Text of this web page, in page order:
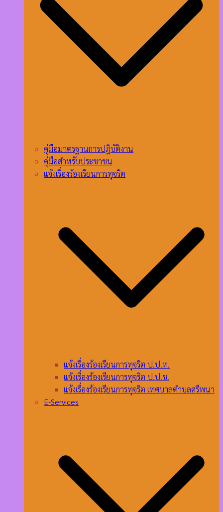
คู่มือมาตรฐานการปฎิบัติงาน
คู่มือสำหรับประชาชน
แจ้งเรื่องร้องเรียนการทุจริต
แจ้งเรื่องร้องเรียนการทุจริต ป.ป.ท.
แจ้งเรื่องร้องเรียนการทุจริต ป.ป.ช.
แจ้งเรื่องร้องเรียนการทุจริต เทศบาลตำบลศรีพนา
E-Services